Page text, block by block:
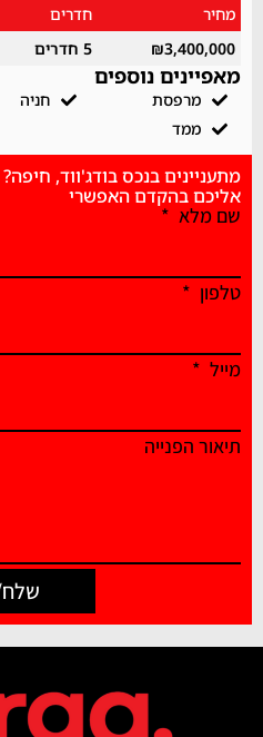
מחיר חדרים
₪3,400,000
5 חדרים
מאפיינים נוספים
מרפסת חניה
ממד
מתעניינים בנכס בודג'ווד,
אליכם בהקדם האפשרי
שם מלא
טלפון
מייל
תיאור הפנייה